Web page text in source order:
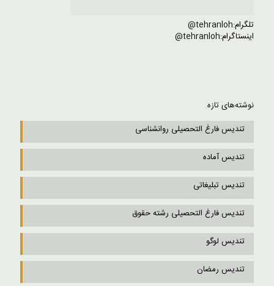
تلگرام:tehranloh@
اینستاگرام:tehranloh@
نوشته‌های تازه
تندیس فارغ التحصیلی روانشناسی
تندیس آماده
تندیس تبلیغاتی
تندیس فارغ التحصیلی رشته حقوق
تندیس لوگو
تندیس رمضان